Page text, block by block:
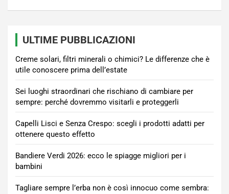
ULTIME PUBBLICAZIONI
Creme solari, filtri minerali o chimici? Le differenze che è
utile conoscere prima dell’estate
Sei luoghi straordinari che rischiano di cambiare per
sempre: perché dovremmo visitarli e proteggerli
Capelli Lisci e Senza Crespo: scegli i prodotti adatti per
ottenere questo effetto
Bandiere Verdi 2026: ecco le spiagge migliori per i
bambini
Tagliare sempre l’erba non è così innocuo come sembra: